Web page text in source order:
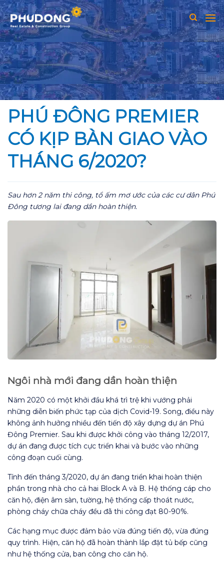
Skip
to
content
PHÚ ĐÔNG PREMIER
CÓ KỊP BÀN GIAO VÀO
THÁNG 6/2020?
Sau hơn 2 năm thi công, tổ ấm mơ ước của các cư dân Phú
Đông tương lai đang dần hoàn thiện.
Ngôi nhà mới đang dần hoàn thiện
Năm 2020 có một khởi đầu khá trì trệ khi vướng phải
những diễn biến phức tạp của dịch Covid-19. Song, điều này
không ảnh hưởng nhiều đến tiến độ xây dựng dự án Phú
Đông Premier. Sau khi được khởi công vào tháng 12/2017,
dự án đang được tích cực triển khai và bước vào những
công đoạn cuối cùng.
Tính đến tháng 3/2020, dự án đang triển khai hoàn thiện
phần trong nhà cho cả hai Block A và B. Hệ thống cáp cho
căn hộ, điện âm sàn, tường, hệ thống cấp thoát nước,
phòng cháy chữa cháy đều đã thi công đạt 80-90%.
Các hạng mục được đảm bảo vừa đúng tiến độ, vừa đúng
quy trình. Hiện, căn hộ đã hoàn thành lắp đặt tủ bếp cũng
như hệ thống cửa, ban công cho căn hộ.